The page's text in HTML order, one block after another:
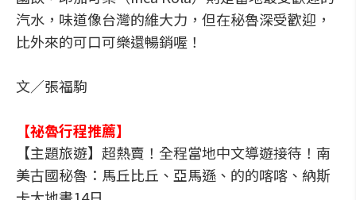
汽水，味道像台灣的維大力，但在秘魯深受歡迎，
比外來的可口可樂還暢銷喔！
文／張福駒
【祕魯行程推薦】
【主題旅遊】超熱賣！全程當地中文導遊接待！南
美古國秘魯：馬丘比丘、亞馬遜、的的喀喀、納斯